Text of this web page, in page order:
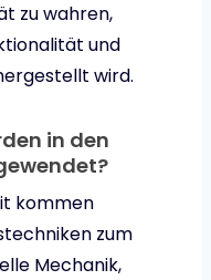
zu wahren,
und
wird.
in den
kommen
zum
Mechanik,